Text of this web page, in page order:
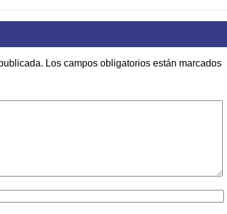
Los campos obligatorios están marcados